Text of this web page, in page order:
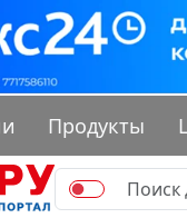
Продукты